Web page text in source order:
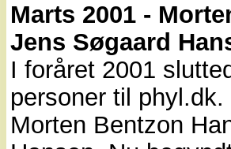
Marts 2001 -
Jens Søgaard
I foråret 2001
personer til
Morten Bentzon